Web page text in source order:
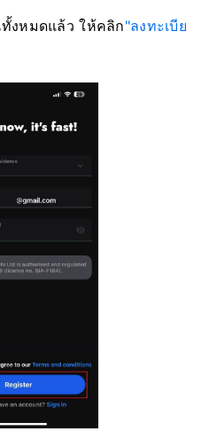
งหมดแล้ว ให้คลิก"ลงทะเบีย